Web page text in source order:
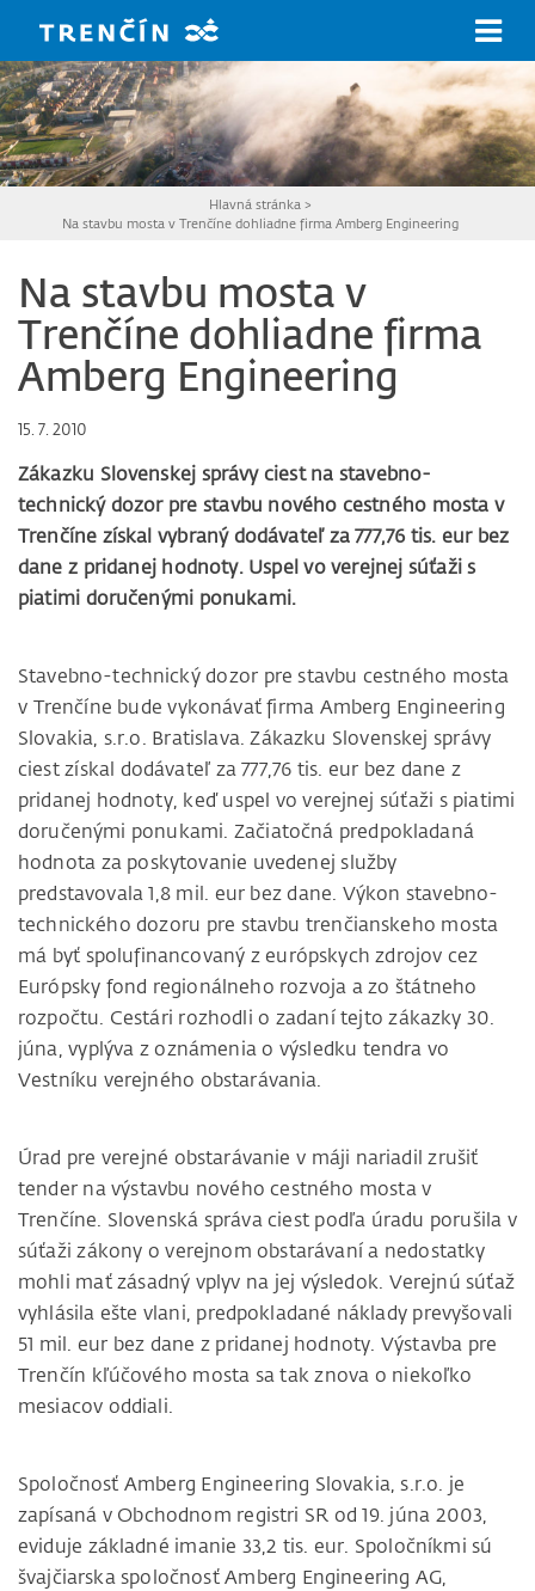
Hlavná stránka >
Na stavbu mosta v Trenčíne dohliadne firma Amberg Engineering
Na stavbu mosta v
Trenčíne dohliadne firma
Amberg Engineering
15. 7. 2010
Zákazku Slovenskej správy ciest na stavebno-
technický dozor pre stavbu nového cestného mosta v
Trenčíne získal vybraný dodávateľ za 777,76 tis. eur bez
dane z pridanej hodnoty. Uspel vo verejnej súťaži s
piatimi doručenými ponukami.
Stavebno-technický dozor pre stavbu cestného mosta
v Trenčíne bude vykonávať firma Amberg Engineering
Slovakia, s.r.o. Bratislava. Zákazku Slovenskej správy
ciest získal dodávateľ za 777,76 tis. eur bez dane z
pridanej hodnoty, keď uspel vo verejnej súťaži s piatimi
doručenými ponukami. Začiatočná predpokladaná
hodnota za poskytovanie uvedenej služby
predstavovala 1,8 mil. eur bez dane. Výkon stavebno-
technického dozoru pre stavbu trenčianskeho mosta
má byť spolufinancovaný z európskych zdrojov cez
Európsky fond regionálneho rozvoja a zo štátneho
rozpočtu. Cestári rozhodli o zadaní tejto zákazky 30.
júna, vyplýva z oznámenia o výsledku tendra vo
Vestníku verejného obstarávania.
Úrad pre verejné obstarávanie v máji nariadil zrušiť
tender na výstavbu nového cestného mosta v
Trenčíne. Slovenská správa ciest podľa úradu porušila v
súťaži zákony o verejnom obstarávaní a nedostatky
mohli mať zásadný vplyv na jej výsledok. Verejnú súťaž
vyhlásila ešte vlani, predpokladané náklady prevyšovali
51 mil. eur bez dane z pridanej hodnoty. Výstavba pre
Trenčín kľúčového mosta sa tak znova o niekoľko
mesiacov oddiali.
Spoločnosť Amberg Engineering Slovakia, s.r.o. je
zapísaná v Obchodnom registri SR od 19. júna 2003,
eviduje základné imanie 33,2 tis. eur. Spoločníkmi sú
švajčiarska spoločnosť Amberg Engineering AG,